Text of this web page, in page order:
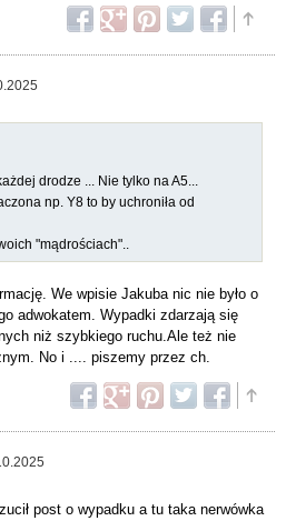
drodze ... Nie tylko na A5...
np. Y8 to by uchroniła od
"mądrościach"..
We wpisie Jakuba nic nie było o
adwokatem. Wypadki zdarzają się
niż szybkiego ruchu.Ale też nie
No i .... piszemy przez ch.
post o wypadku a tu taka nerwówka